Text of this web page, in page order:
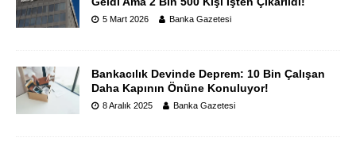
5 Mart 2026 Banka Gazetesi
Bankacılık Devinde Deprem: 10 Bin Çalışan
Daha Kapının Önüne Konuluyor!
8 Aralık 2025 Banka Gazetesi